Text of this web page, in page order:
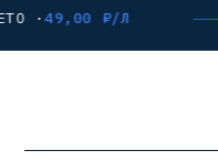
·49,00 ₽/Л